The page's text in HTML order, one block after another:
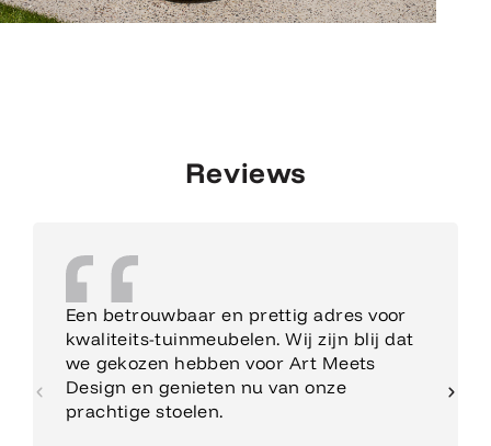
Reviews
Een betrouwbaar en prettig adres voor
kwaliteits-tuinmeubelen. Wij zijn blij dat
we gekozen hebben voor Art Meets
Design en genieten nu van onze
prachtige stoelen.